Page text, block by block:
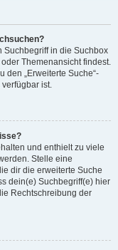
Suchbegriff in die Suchbox
Themenansicht findest.
den „Erweiterte Suche“-
ist.
und enthielt zu viele
Stelle eine
dir die erweiterte Suche
dein(e) Suchbegriff(e) hier
Rechtschreibung der